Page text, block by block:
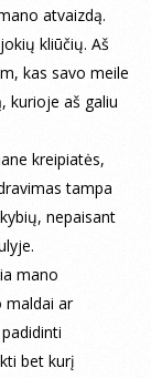
atvaizdą.
kliūčių. Aš
kas savo meile
kurioje aš galiu
kreipiatės,
tampa
nepaisant
mano
maldai ar
bet kurį